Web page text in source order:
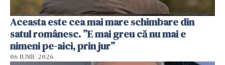
Aceasta este cea mai mare schimbare din
satul românesc. ”E mai greu că nu mai e
nimeni pe-aici, prin jur”
06 IUNIE 2026